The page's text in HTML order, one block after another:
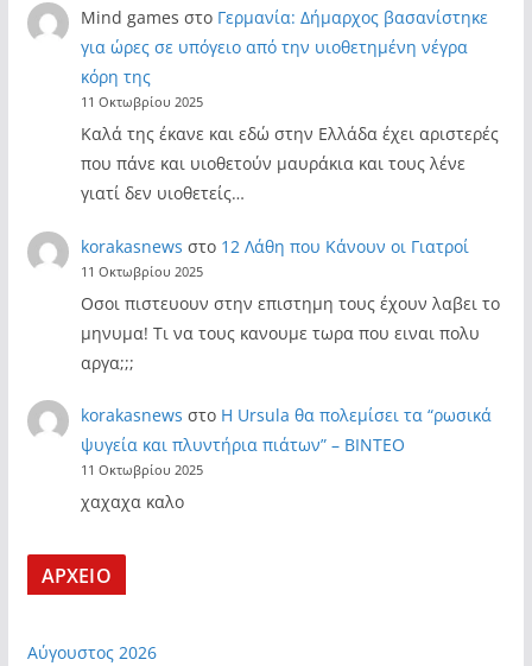
Mind games στο Γερμανία: Δήμαρχος βασανίστηκε
για ώρες σε υπόγειο από την υιοθετημένη νέγρα
κόρη της
11 Οκτωβρίου 2025
Καλά της έκανε και εδώ στην Ελλάδα έχει αριστερές
που πάνε και υιοθετούν μαυράκια και τους λένε
γιατί δεν υιοθετείς…
korakasnews στο 12 Λάθη που Κάνουν οι Γιατροί
11 Οκτωβρίου 2025
Οσοι πιστευουν στην επιστημη τους έχουν λαβει το
μηνυμα! Τι να τους κανουμε τωρα που ειναι πολυ
αργα;;;
korakasnews στο Η Ursula θα πολεμίσει τα “ρωσικά
ψυγεία και πλυντήρια πιάτων” – ΒΙΝΤΕΟ
11 Οκτωβρίου 2025
χαχαχα καλο
ΑΡΧΕΙΟ
Αύγουστος 2026